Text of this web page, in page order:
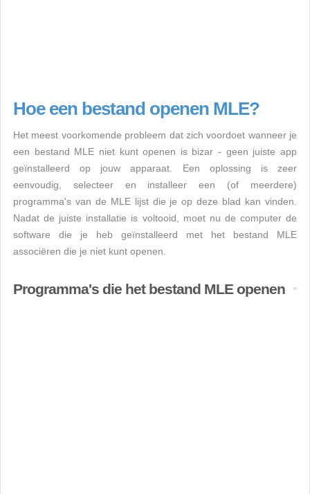
Hoe een bestand openen MLE?
Het meest voorkomende probleem dat zich voordoet wanneer je
een bestand MLE niet kunt openen is bizar - geen juiste app
geïnstalleerd op jouw apparaat. Een oplossing is zeer
eenvoudig, selecteer en installeer een (of meerdere)
programma's van de MLE lijst die je op deze blad kan vinden.
Nadat de juiste installatie is voltooid, moet nu de computer de
software die je heb geïnstalleerd met het bestand MLE
associëren die je niet kunt openen.
Programma's die het bestand MLE openen